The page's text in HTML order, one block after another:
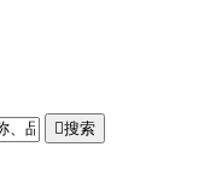
搜索